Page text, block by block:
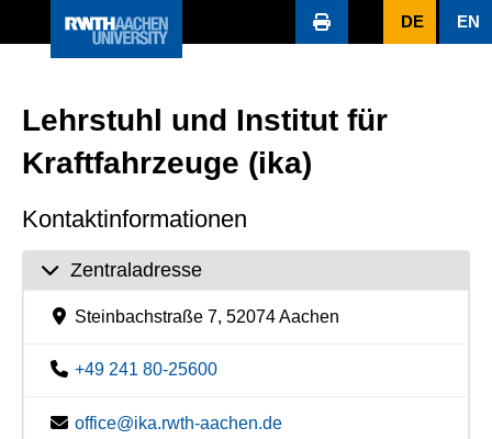
DE EN
Lehrstuhl und Institut für
Kraftfahrzeuge (ika)
Kontaktinformationen
Zentraladresse
Steinbachstraße 7, 52074 Aachen
+49 241 80-25600
office@ika.rwth-aachen.de